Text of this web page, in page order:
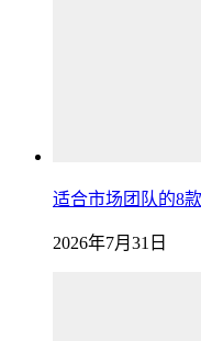
适合市场团队的8
2026年7月31日